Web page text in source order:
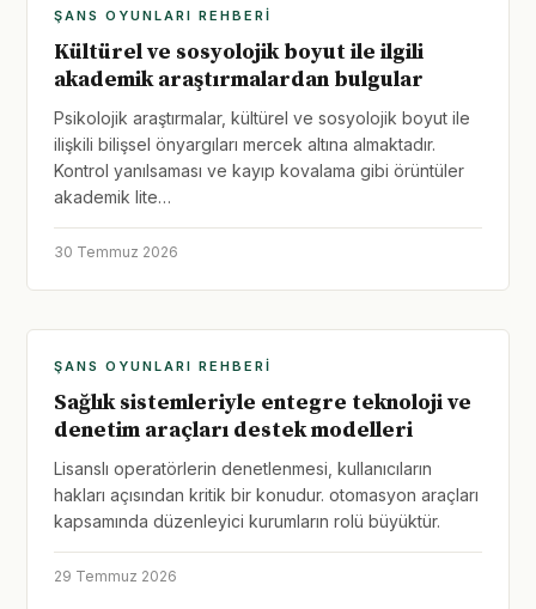
ŞANS OYUNLARI REHBERI
Kültürel ve sosyolojik boyut ile ilgili
akademik araştırmalardan bulgular
Psikolojik araştırmalar, kültürel ve sosyolojik boyut ile
ilişkili bilişsel önyargıları mercek altına almaktadır.
Kontrol yanılsaması ve kayıp kovalama gibi örüntüler
akademik lite…
30 Temmuz 2026
ŞANS OYUNLARI REHBERI
Sağlık sistemleriyle entegre teknoloji ve
denetim araçları destek modelleri
Lisanslı operatörlerin denetlenmesi, kullanıcıların
hakları açısından kritik bir konudur. otomasyon araçları
kapsamında düzenleyici kurumların rolü büyüktür.
29 Temmuz 2026